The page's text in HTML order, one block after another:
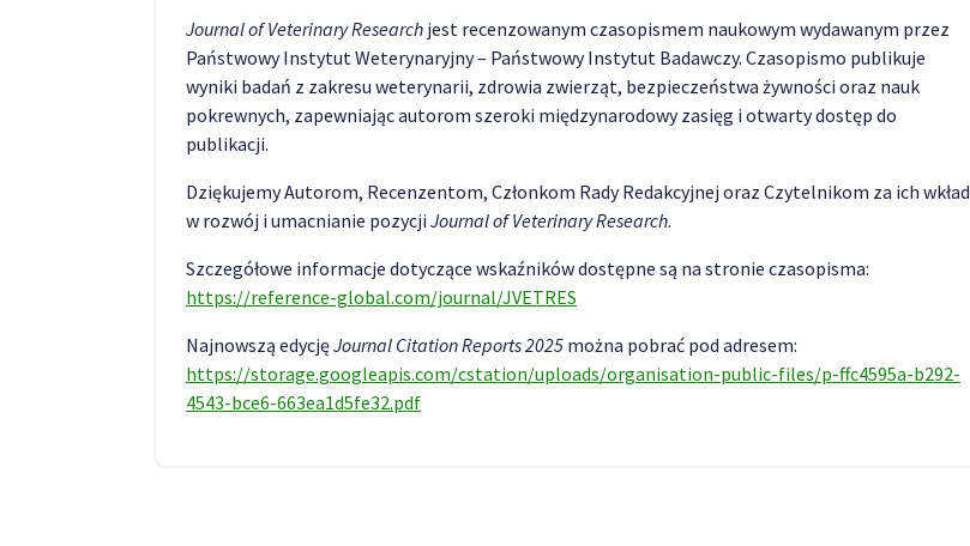
Journal of Veterinary Research jest recenzowanym czasopismem naukowym wydawanym przez
Państwowy Instytut Weterynaryjny – Państwowy Instytut Badawczy. Czasopismo publikuje
wyniki badań z zakresu weterynarii, zdrowia zwierząt, bezpieczeństwa żywności oraz nauk
pokrewnych, zapewniając autorom szeroki międzynarodowy zasięg i otwarty dostęp do
publikacji.
Dziękujemy Autorom, Recenzentom, Członkom Rady Redakcyjnej oraz Czytelnikom za ich wkład
w rozwój i umacnianie pozycji Journal of Veterinary Research.
Szczegółowe informacje dotyczące wskaźników dostępne są na stronie czasopisma:
https://reference-global.com/journal/JVETRES
Najnowszą edycjęJournal Citation Reports 2025 można pobrać pod adresem:
https://storage.googleapis.com/cstation/uploads/organisation-public-files/p-ffc4595a-b292-
4543-bce6-663ea1d5fe32.pdf